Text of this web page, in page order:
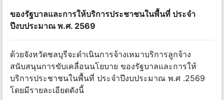
ของรัฐบาลและการให้บริการประชาชนในพื้นที่ ประจํา
ปีงบประมาณ พ.ศ. 2569
ด้วยจังหวัดชลบุรีจะดําเนินการจ้างเหมาบริการลูกจ้าง
สนับสนุนการขับเคลื่อนนโยบาย ของรัฐบาลและการให้
บริการประชาชนในพื้นที่ ประจําปีงบประมาณ พ.ศ .2569
โดยมีรายละเอียดดังนี้